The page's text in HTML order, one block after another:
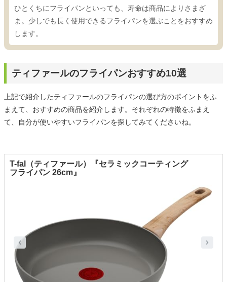
ひとくちにフライパンといっても、寿命は商品によりさまざ
ま。少しでも長く使用できるフライパンを選ぶことをおすすめ
します。
ティファールのフライパンおすすめ10選
上記で紹介したティファールのフライパンの選び方のポイントをふ
まえて、おすすめの商品を紹介します。それぞれの特徴をふまえ
て、自分が使いやすいフライパンを探してみてくださいね。
T-fal（ティファール）『セラミックコーティング
フライパン 26cm』